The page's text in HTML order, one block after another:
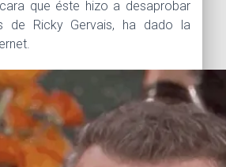
que éste hizo a desaprobar
de Ricky Gervais, ha dado la